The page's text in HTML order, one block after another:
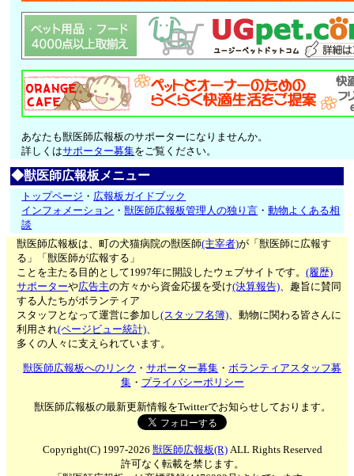
あなたも獣医師広報板のサポーターになりませんか。
詳しくはサポーター募集をご覧ください。
◆獣医師広報板メニュー
トップページ ・ 広報板ガイドブック
インフォメーション ・獣医師広報板管理人の独り言 ・動物よくある相
談
獣医師広報板は、町の犬猫病院の獣医師(主宰者)が「獣医師に広報す
る」「獣医師が広報する」
ことを主たる目的として1997年に開設したウェブサイトです。(履歴)
サポーターや広告主の方々から資金応援を受け(決算報告)、趣旨に賛同
する人たちがボランティア
スタッフとなって運営に参加し(スタッフ名簿)、動物に関わる皆さんに
利用され(ページビュー統計)、
多くの人々に支えられています。
獣医師広報板へのリンク ・サポーター募集 ・ボランティアスタッフ募
集・ プライバシーポリシー
獣医師広報板の最新更新情報をTwitterでお知らせしております。
Copyright(C) 1997-2026 獣医師広報板(R)ALL Rights Reserved
許可なく転載を禁じます。